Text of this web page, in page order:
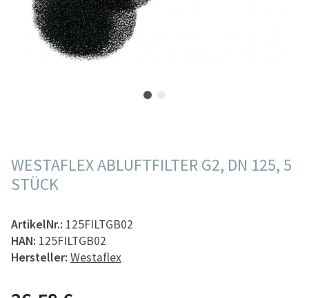
WESTAFLEX ABLUFTFILTER G2, DN 125, 5
STÜCK
ArtikelNr.: 125FILTGB02
HAN: 125FILTGB02
Hersteller: Westaflex